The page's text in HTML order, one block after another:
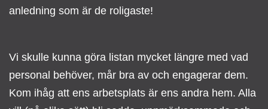
anledning som är de roligaste!
Vi skulle kunna göra listan mycket längre med vad
personal behöver, mår bra av och engagerar dem.
Kom ihåg att ens arbetsplats är ens andra hem. Alla